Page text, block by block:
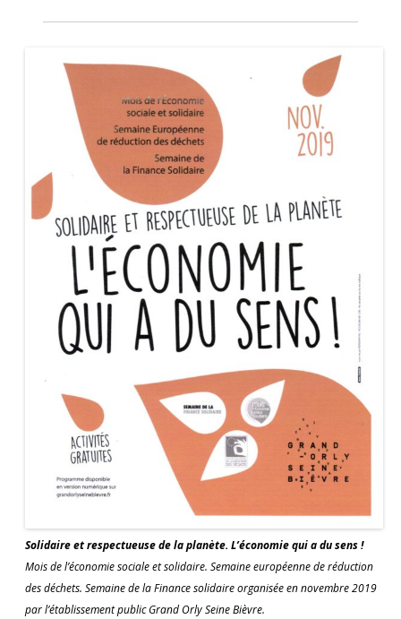
Solidaire et respectueuse de la planète. L’économie qui a du sens !
Mois de l’économie sociale et solidaire. Semaine européenne de réduction
des déchets. Semaine de la Finance solidaire organisée en novembre 2019
par l’établissement public Grand Orly Seine Bièvre.